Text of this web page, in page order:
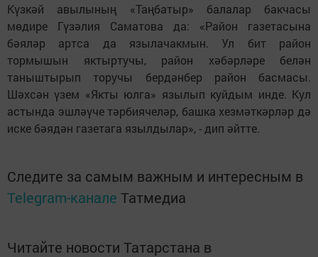
Күзкәй авылының «Таңбатыр» балалар бакчасы
мөдире Гүзәлия Саматова да: «Район газетасына
бәяләр артса да язылачакмын. Ул бит район
тормышын яктыртучы, район хәбәрләре белән
таныштырып торучы бердәнбер район басмасы.
Шәхсән үзем «Якты юлга» язылып куйдым инде. Кул
астында эшләүче тәрбиячеләр, башка хезмәткәрләр дә
иске бәядән газетага язылдылар», - дип әйтте.
Следите за самым важным и интересным в
Telegram-канале Татмедиа
Читайте новости Татарстана в